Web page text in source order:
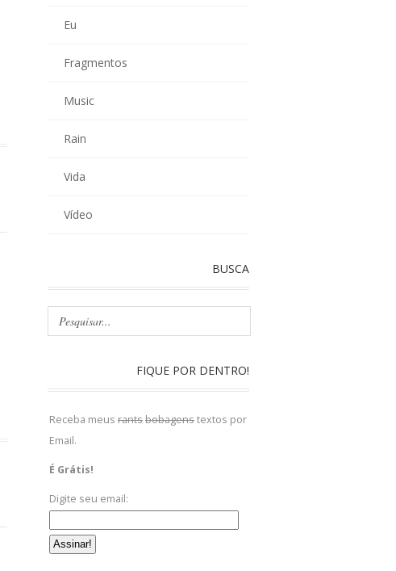
Eu
Fragmentos
Music
Rain
Vida
Vídeo
BUSCA
FIQUE POR DENTRO!
Receba meus rantsbobagenstextos por
Email.
É Grátis!
Digite seu email: